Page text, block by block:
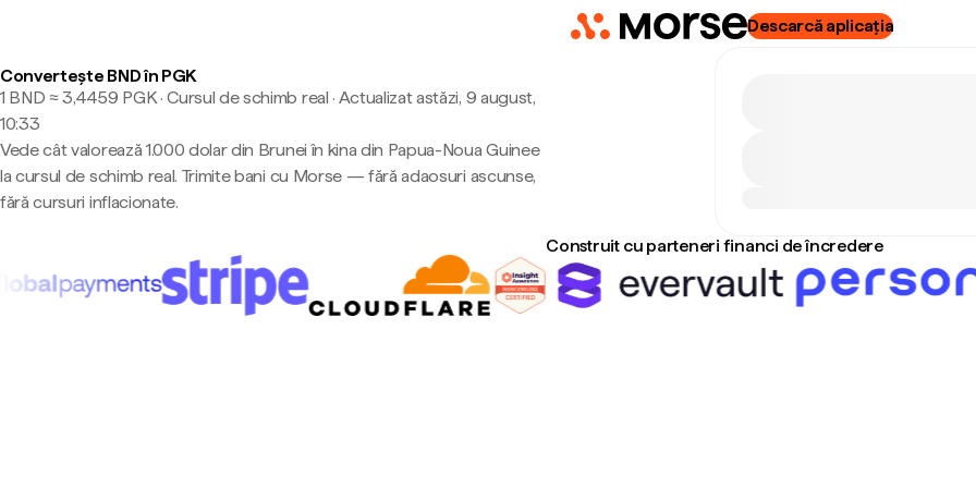
Descarcă aplicația
Convertește BND în PGK
1 BND ≈ 3,4459 PGK · Cursul de schimb real · Actualizat astăzi, 9 august,
10:33
Vede cât valorează 1.000 dolar din Brunei în kina din Papua-Noua Guinee
la cursul de schimb real. Trimite bani cu Morse — fără adaosuri ascunse,
fără cursuri inflacionate.
Construit cu parteneri financi de încredere